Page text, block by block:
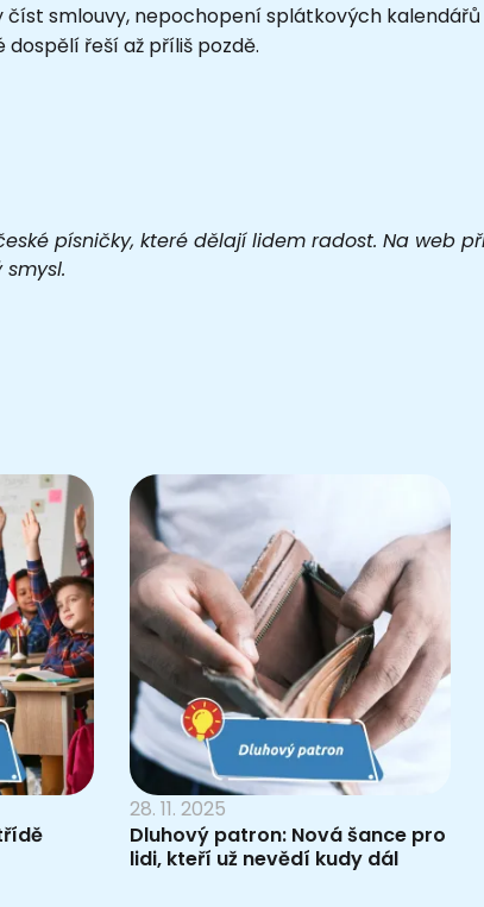
smlouvy, nepochopení splátkových
řeší až příliš pozdě.
písničky, které dělají lidem radost. Na web
28. 11. 2025
Dluhový patron: Nová šance pro
lidi, kteří už nevědí kudy dál